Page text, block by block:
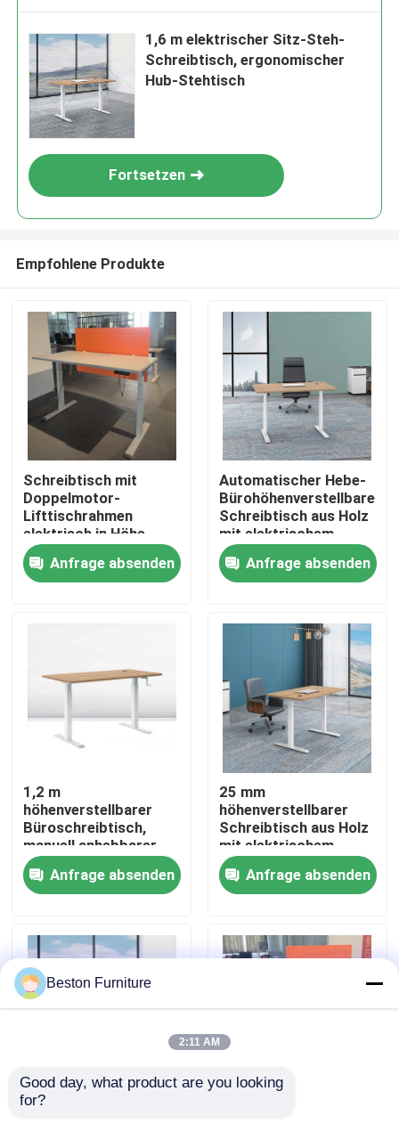
Produkte
Über uns
Werksbesichtigung
Qualitätskontrolle
Nachrichten
Blog
1,6 m elektrischer Sitz-Steh-
Schreibtisch, ergonomischer
Hub-Stehtisch
Fortsetzen
Empfohlene Produkte
Schreibtisch mit
Doppelmotor-
Lifttischrahmen
elektrisch in Höhe
einstellbarer Sitz-
Stand-Tisch
Anfrage absenden
Automatischer Hebe-
Bürohöhenverstellbarer
Schreibtisch aus Holz
mit elektrischem
Stehlift
Anfrage absenden
1,2 m
höhenverstellbarer
Büroschreibtisch,
manuell anhebbarer
Stehtisch
Anfrage absenden
25 mm
höhenverstellbarer
Schreibtisch aus Holz
mit elektrischem
Stehpult
Anfrage absenden
1,6 m elektrischer
Beston Furniture
2:11 AM
Good day, what product are you looking
for?